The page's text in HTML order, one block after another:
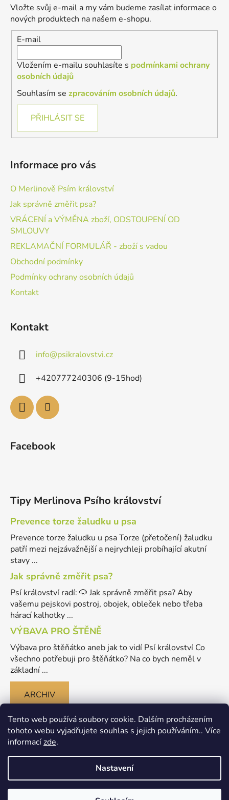
Tento web používá soubory cookie. Dalším procházením
tohoto webu vyjadřujete souhlas s jejich používáním.. Více
informacízde.
Nastavení
Vložte svůj e-mail a my vám budeme zasílat informace o
nových produktech na našem e-shopu.
E-mail
Vložením e-mailu souhlasíte s podmínkami ochrany
osobních údajů
Souhlasím se zpracováním osobních údajů.
PŘIHLÁSIT SE
Informace pro vás
O Merlinově Psím království
Jak správně změřit psa?
VRÁCENÍ a VÝMĚNA zboží, ODSTOUPENÍ OD
SMLOUVY
REKLAMAČNÍ FORMULÁŘ - zboží s vadou
Obchodní podmínky
Podmínky ochrany osobních údajů
Kontakt
Kontakt
info@psikralovstvi.cz
+420777240306 (9-15hod)
Facebook
Tipy Merlinova Psího království
Prevence torze žaludku u psa
Prevence torze žaludku u psa Torze (přetočení) žaludku
patří mezi nejzávažnější a nejrychleji probíhající akutní
stavy ...
Jak správně změřit psa?
Psí království radí: 🐶 Jak správně změřit psa? Aby
vašemu pejskovi postroj, obojek, obleček nebo třeba
hárací kalhotky ...
VÝBAVA PRO ŠTĚNĚ
Výbava pro štěňátko aneb jak to vidí Psí království Co
všechno potřebuji pro štěňátko? Na co bych neměl v
základní ...
ARCHIV
Vytvořil Shoptet